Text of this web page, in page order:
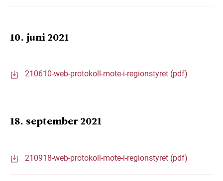
10. juni 2021
210610-web-protokoll-mote-i-regionstyret (pdf)
18. september 2021
210918-web-protokoll-mote-i-regionstyret (pdf)